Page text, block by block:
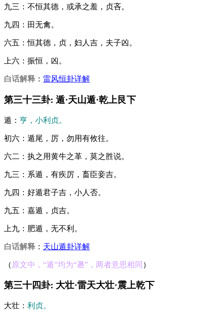
九三：不恒其德，或承之羞，贞吝。
九四：田无禽。
六五：恒其德，贞，妇人吉，夫子凶。
上六：振恒，凶。
白话解释 ： 雷风恒卦详解
第三十三卦: 遁·天山遁·乾上艮下
遁： 亨，小利贞。
初六：遁尾，厉，勿用有攸往。
六二：执之用黄牛之革，莫之胜说。
九三：系遁，有疾厉，畜臣妾吉。
九四：好遁君子吉，小人否。
九五：嘉遁，贞吉。
上九：肥遁，无不利。
白话解释 ： 天山遁卦详解
（ 原文中，“遁”均为“遯”，两者意思相同 ）
第三十四卦: 大壮·雷天大壮·震上乾下
大壮： 利贞。